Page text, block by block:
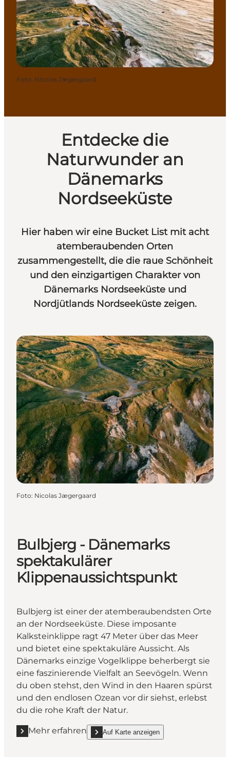
Foto: Nicolas Jægergaard
Entdecke die
Naturwunder an
Dänemarks
Nordseeküste
Hier haben wir eine Bucket List mit acht
atemberaubenden Orten
zusammengestellt, die die raue Schönheit
und den einzigartigen Charakter von
Dänemarks Nordseeküste und
Nordjütlands Nordseeküste zeigen.
Foto: Nicolas Jægergaard
Bulbjerg - Dänemarks
spektakulärer
Klippenaussichtspunkt
Bulbjerg ist einer der atemberaubendsten Orte
an der Nordseeküste. Diese imposante
Kalksteinklippe ragt 47 Meter über das Meer
und bietet eine spektakuläre Aussicht. Als
Dänemarks einzige Vogelklippe beherbergt sie
eine faszinierende Vielfalt an Seevögeln. Wenn
du oben stehst, den Wind in den Haaren spürst
und den endlosen Ozean vor dir siehst, erlebst
du die rohe Kraft der Natur.
Mehr erfahren
Mehr erfahren "Bulbjerg - Dänemarks
Auf Karte anzeigen
show Bulbjerg - Dänemarks spektakulärer